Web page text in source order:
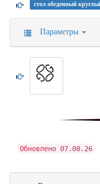
стол обеденный
Параметры
Обновлено 07.08.26